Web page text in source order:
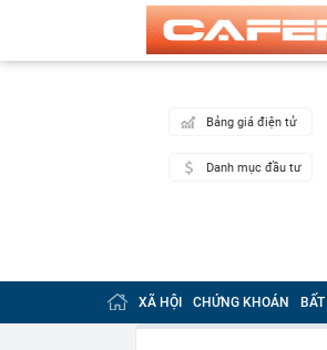
Bảng giá điện tử
Danh mục đầu tư
XÃ HỘI CHỨNG KHOÁN